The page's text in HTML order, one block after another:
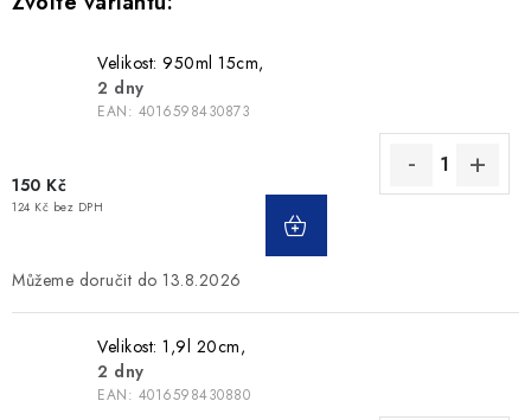
Velikost: 950ml 15cm,
2 dny
EAN: 4016598430873
150 Kč
124 Kč bez DPH
13.8.2026
Velikost: 1,9l 20cm,
2 dny
EAN: 4016598430880